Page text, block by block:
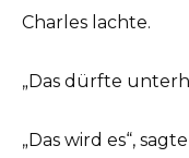
Charles lachte.
„Das dürfte
„Das wird es“,